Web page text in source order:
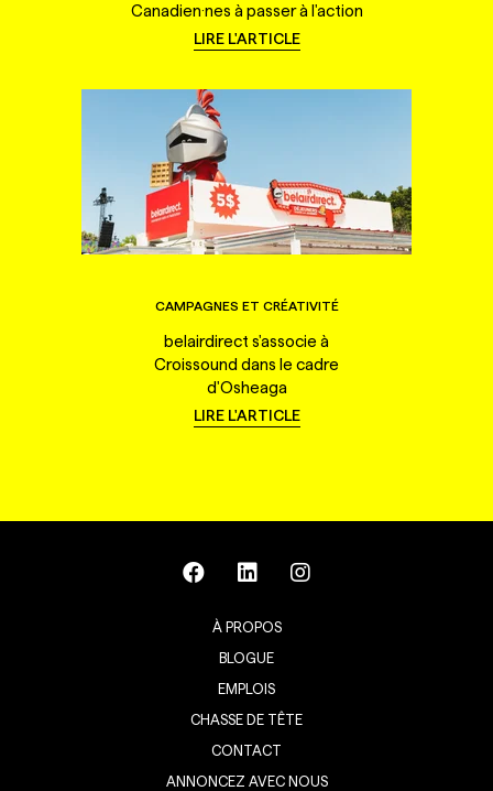
Canadien·nes à passer à l'action
LIRE L'ARTICLE
CAMPAGNES ET CRÉATIVITÉ
belairdirect s'associe à
Croissound dans le cadre
d'Osheaga
LIRE L'ARTICLE
À PROPOS
BLOGUE
EMPLOIS
CHASSE DE TÊTE
CONTACT
ANNONCEZ AVEC NOUS